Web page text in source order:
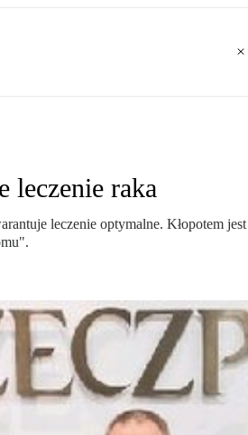
leczenie raka
leczenie optymalne. Kłopotem